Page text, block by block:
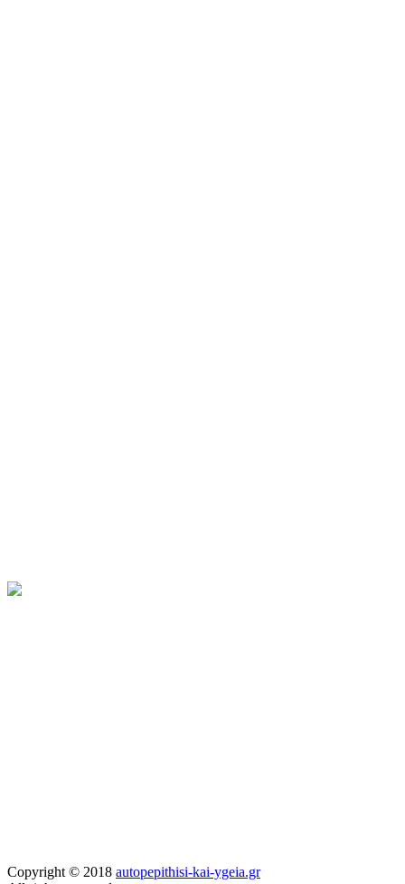
Copyright © 2018 autopepithisi-kai-ygeia.gr